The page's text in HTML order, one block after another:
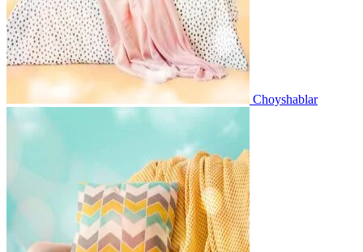
Choyshablar